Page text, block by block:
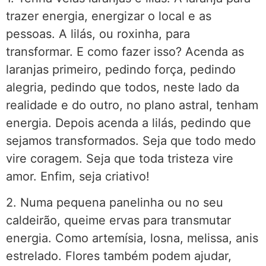
trazer energia, energizar o local e as
pessoas. A lilás, ou roxinha, para
transformar. E como fazer isso? Acenda as
laranjas primeiro, pedindo força, pedindo
alegria, pedindo que todos, neste lado da
realidade e do outro, no plano astral, tenham
energia. Depois acenda a lilás, pedindo que
sejamos transformados. Seja que todo medo
vire coragem. Seja que toda tristeza vire
amor. Enfim, seja criativo!
2. Numa pequena panelinha ou no seu
caldeirão, queime ervas para transmutar
energia. Como artemísia, losna, melissa, anis
estrelado. Flores também podem ajudar,